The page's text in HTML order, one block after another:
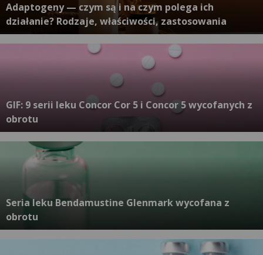
Adaptogeny — czym są i na czym polega ich
działanie? Rodzaje, właściwości, zastosowania
GIF: 9 serii leku Concor Cor 5 i Concor 5 wycofanych z
obrotu
Seria leku Bendamustine Glenmark wycofana z
obrotu